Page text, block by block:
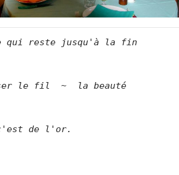
qui reste jusqu'à la
le fil  ~  la
c'est de l'or.